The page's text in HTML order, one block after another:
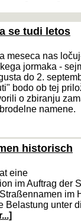
se tudi letos
meseca nas
jormaka -
do 2.
bodo ob tej
o zbiranju
namene.
historisch
eine
im Auftrag der
im
Belastung unter